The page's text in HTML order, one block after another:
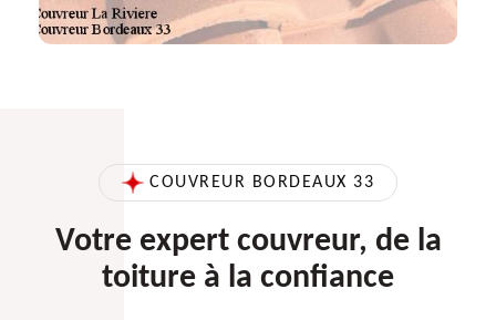
COUVREUR BORDEAUX 33
Votre expert couvreur, de la
toiture à la confiance